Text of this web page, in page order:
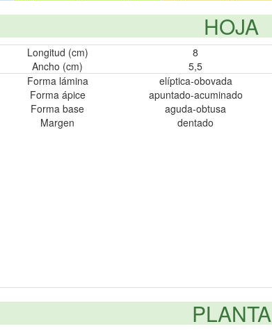
HOJA
Longitud (cm)
8
Ancho (cm)
5,5
Forma lámina
elíptica-obovada
Forma ápice
apuntado-acuminado
Forma base
aguda-obtusa
Margen
dentado
PLANTA